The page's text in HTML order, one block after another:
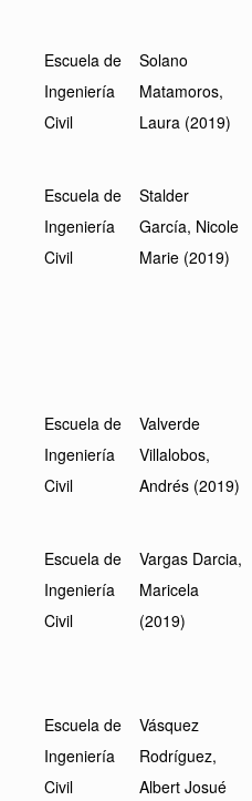
Escuela de
Ingeniería
Civil
Solano
Matamoros,
Laura (2019)
Escuela de
Ingeniería
Civil
Stalder
García, Nicole
Marie (2019)
Escuela de
Ingeniería
Civil
Valverde
Villalobos,
Andrés (2019)
Escuela de
Ingeniería
Civil
Vargas Darcia,
Maricela
(2019)
Escuela de
Ingeniería
Civil
Vásquez
Rodríguez,
Albert Josué